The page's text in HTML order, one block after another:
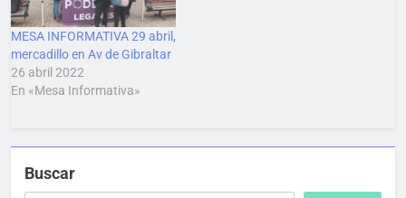
MESA INFORMATIVA 29 abril,
mercadillo en Av de Gibraltar
26 abril 2022
En «Mesa Informativa»
Buscar